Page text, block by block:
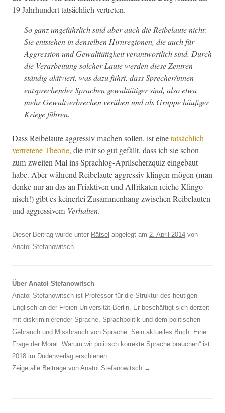
19 Jahrhun­dert tat­säch­lich vertreten.
So ganz unge­fährlich sind aber auch die Reibelaute nicht:
Sie entste­hen in densel­ben Hirn­re­gio­nen, die auch für
Aggres­sion und Gewalt­tätigkeit ver­ant­wortlich sind. Durch
die Ver­ar­beitung solch­er Laute wer­den diese Zen­tren
ständig aktiviert, was dazu führt, dass Sprecher/innen
entsprechen­der Sprachen gewalt­tätiger sind, also etwa
mehr Gewaltver­brechen verüben und als Gruppe häu­figer
Kriege führen.
Dass Reibelaute aggres­siv machen sollen, ist einetat­säch­lich
vertretene The­o­rie, die mir so gut gefällt, dass ich sie schon
zum zweit­en Mal ins Sprachlog-Aprilscherzquiz einge­baut
habe. Aber während Reibelaute aggres­siv klin­gen mögen (man
denke nur an das an Fri­ak­tiv­en und Affrikat­en reiche Klin­go­
nisch!) gibt es kein­er­lei Zusam­men­hang zwis­chen Reibelaut­en
und aggres­sivem Ver­hal­ten.
Dieser Beitrag wurde unter Rätsel abgelegt am 2. April 2014 von
Anatol Stefanowitsch
Über Anatol Stefanowitsch
Anatol Stefanowitsch ist Professor für die Struktur des heutigen
Englisch an der Freien Universität Berlin. Er beschäftigt sich derzeit
mit diskriminierender Sprache, Sprachpolitik und dem politischen
Gebrauch und Missbrauch von Sprache. Sein aktuelles Buch „Eine
Frage der Moral: Warum wir politisch korrekte Sprache brauchen“ ist
2018 im Dudenverlag erschienen.
Zeige alle Beiträge von Anatol Stefanowitsch →